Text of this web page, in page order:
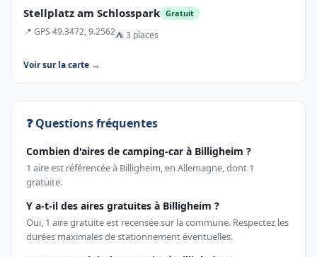
Stellplatz am Schlosspark Gratuit
📍 GPS 49.3472, 9.2562⛺ 3 places
Voir sur la carte →
❓ Questions fréquentes
Combien d'aires de camping-car à Billigheim ?
1 aire est référencée à Billigheim, en Allemagne, dont 1
gratuite.
Y a-t-il des aires gratuites à Billigheim ?
Oui, 1 aire gratuite est recensée sur la commune. Respectez les
durées maximales de stationnement éventuelles.